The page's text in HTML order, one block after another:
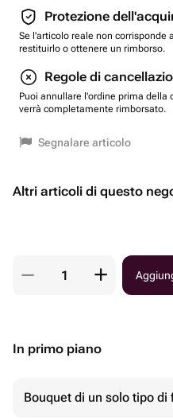
Protezione
Se l'articolo reale non corrisponde
restituirlo o ottenere un rimborso.
Regole di
Puoi annullare l'ordine prima
verrà completamente rimborsato.
Segnalare articolo
Altri articoli di questo
In primo piano
Bouquet di un solo tipo di